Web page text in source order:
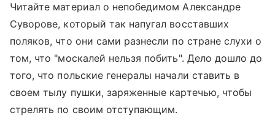
Читайте материал о непобедимом Александре
Суворове, который так напугал восставших
поляков, что они сами разнесли по стране слухи о
том, что "москалей нельзя побить". Дело дошло до
того, что польские генералы начали ставить в
своем тылу пушки, заряженные картечью, чтобы
стрелять по своим отступающим.